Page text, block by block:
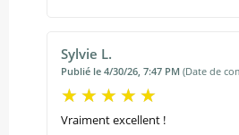
Sylvie L.
Publié le 4/30/26, 7:47 PM (Date de
Vraiment excellent !